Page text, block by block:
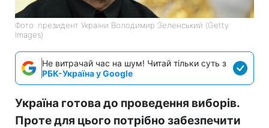
Фото: президент України Володимир Зеленський (Getty
Images)
Не витрачай час на шум! Читай тільки суть з
РБК-Україна у Google
Україна готова до проведення виборів.
Проте для цього потрібно забезпечити